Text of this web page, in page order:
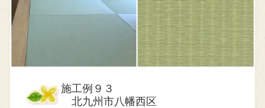
施工例９３
北九州市八幡西区